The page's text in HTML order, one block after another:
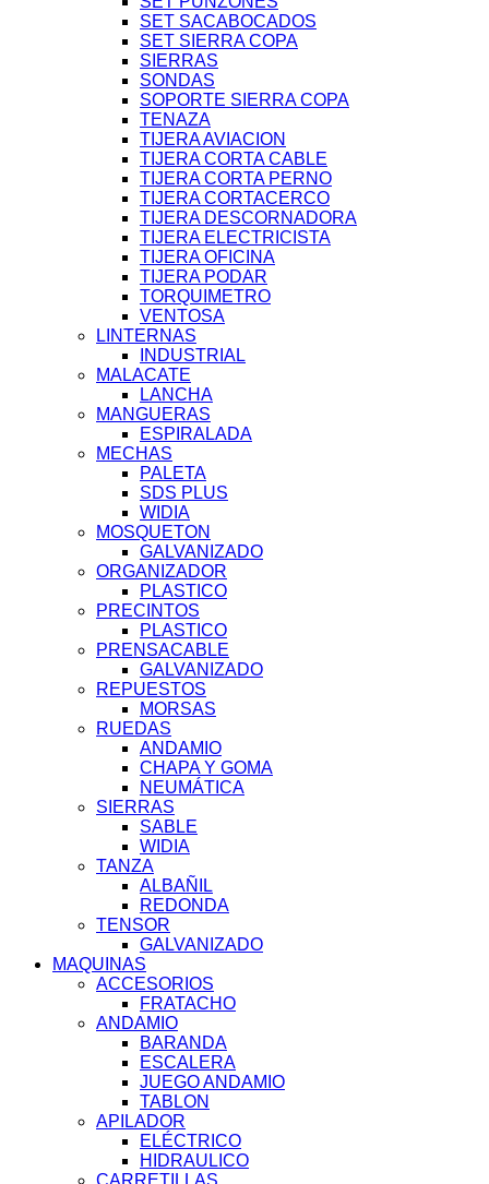
SET SACABOCADOS
SET SIERRA COPA
SIERRAS
SONDAS
SOPORTE SIERRA COPA
TENAZA
TIJERA AVIACION
TIJERA CORTA CABLE
TIJERA CORTA PERNO
TIJERA CORTACERCO
TIJERA DESCORNADORA
TIJERA ELECTRICISTA
TIJERA OFICINA
TIJERA PODAR
TORQUIMETRO
VENTOSA
LINTERNAS
INDUSTRIAL
MALACATE
LANCHA
MANGUERAS
ESPIRALADA
MECHAS
PALETA
SDS PLUS
WIDIA
MOSQUETON
GALVANIZADO
ORGANIZADOR
PLASTICO
PRECINTOS
PLASTICO
PRENSACABLE
GALVANIZADO
REPUESTOS
MORSAS
RUEDAS
ANDAMIO
CHAPA Y GOMA
NEUMÁTICA
SIERRAS
SABLE
WIDIA
TANZA
ALBAÑIL
REDONDA
TENSOR
GALVANIZADO
MAQUINAS
ACCESORIOS
FRATACHO
ANDAMIO
BARANDA
ESCALERA
JUEGO ANDAMIO
TABLON
APILADOR
ELÉCTRICO
HIDRAULICO